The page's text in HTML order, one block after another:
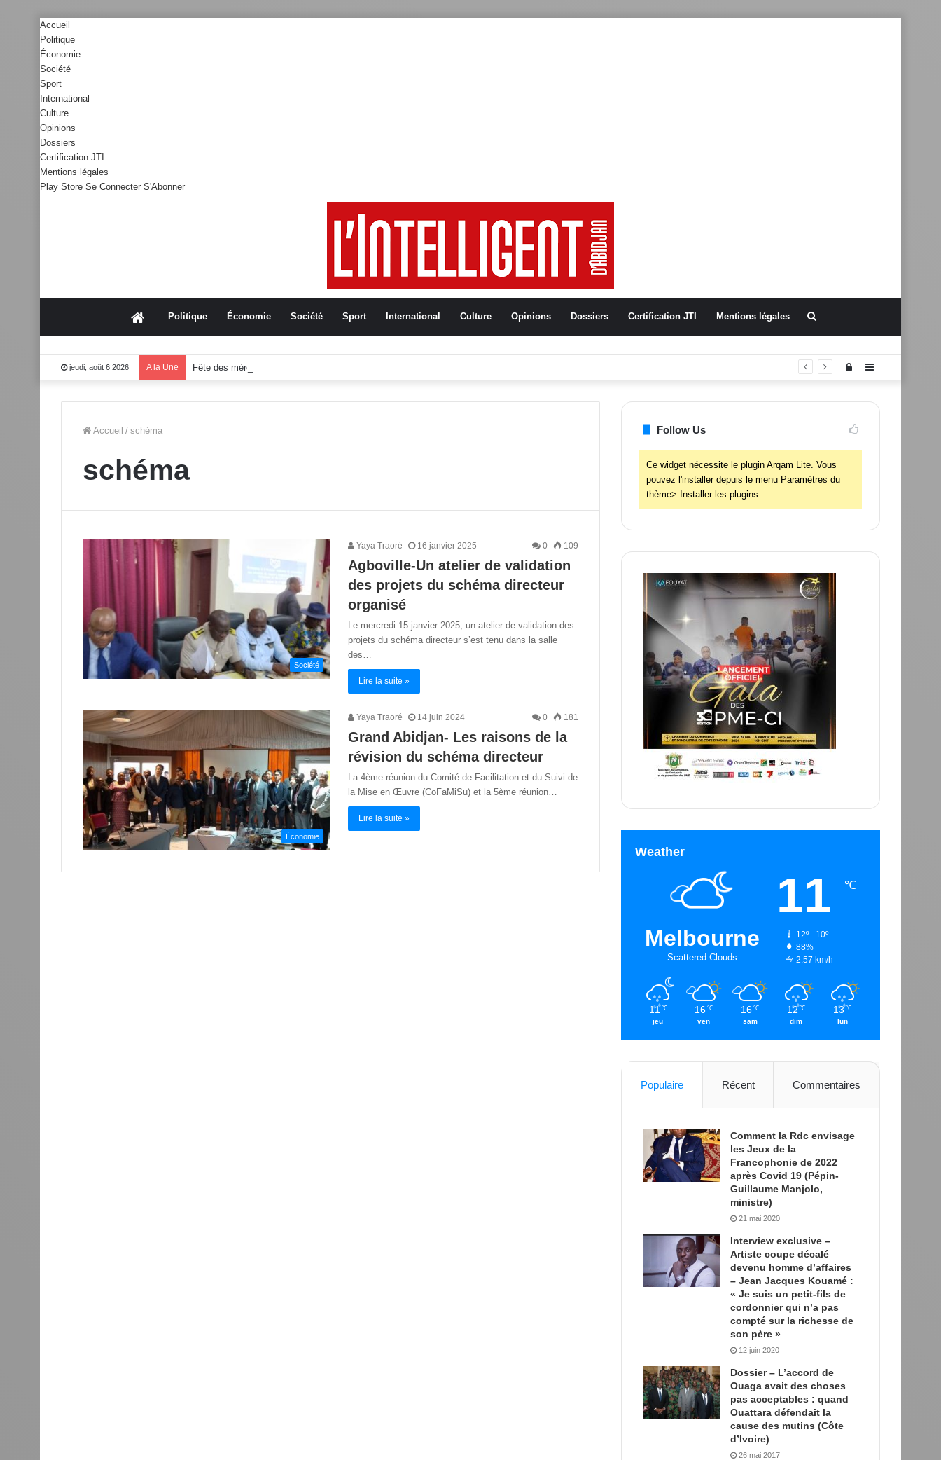
Accueil
Politique
Économie
Société
Sport
International
Culture
Opinions
Dossiers
Certification JTI
Mentions légales
Play Store Se Connecter S'Abonner
AccueilPolitique Économie Société Sport International Culture Opinions Dossiers Certification JTI Mentions légales
jeudi, août 6 2026 A la Une Fête des mères 2026:Moussa Traoré Koudougou rend hommage aux femmes de Morondo Sidebar
Connexion
Accueil / schéma
schéma
Société
Yaya Traoré 16 janvier 2025 0 109
Agboville-Un atelier de validation
des projets du schéma directeur
organisé
Le mercredi 15 janvier 2025, un atelier de validation des
projets du schéma directeur s’est tenu dans la salle
des…
Lire la suite »
Économie
Yaya Traoré 14 juin 2024 0 181
Grand Abidjan- Les raisons de la
révision du schéma directeur
La 4ème réunion du Comité de Facilitation et du Suivi de
la Mise en Œuvre (CoFaMiSu) et la 5ème réunion…
Lire la suite »
Follow Us
Ce widget nécessite le plugin Arqam Lite. Vous
pouvez l'installer depuis le menu Paramètres du
thème> Installer les plugins.
Weather
Melbourne
Scattered Clouds
11 ℃
12º - 10º
88%
2.57 km/h
11 ℃
jeu
16 ℃
ven
16 ℃
sam
12 ℃
dim
13 ℃
lun
Populaire Récent Commentaires
Comment la Rdc envisage
les Jeux de la
Francophonie de 2022
après Covid 19 (Pépin-
Guillaume Manjolo,
ministre)
21 mai 2020
Interview exclusive –
Artiste coupe décalé
devenu homme d’affaires
– Jean Jacques Kouamé :
« Je suis un petit-fils de
cordonnier qui n’a pas
compté sur la richesse de
son père »
12 juin 2020
Dossier – L’accord de
Ouaga avait des choses
pas acceptables : quand
Ouattara défendait la
cause des mutins (Côte
d’Ivoire)
26 mai 2017